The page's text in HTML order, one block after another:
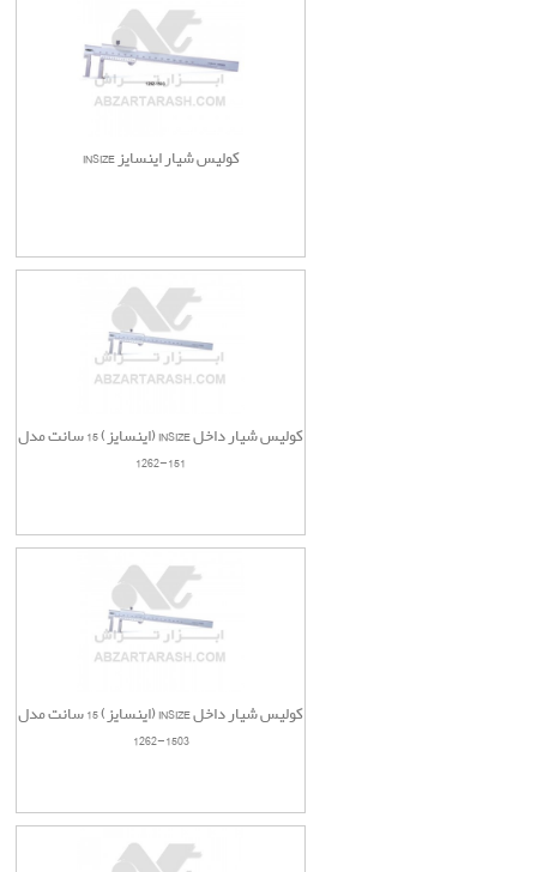
کولیس شیار اینسایز INSIZE
کولیس شیار داخل INSIZE (اینسایز) 15 سانت مدل
151-1262
کولیس شیار داخل INSIZE (اینسایز) 15 سانت مدل
1503-1262